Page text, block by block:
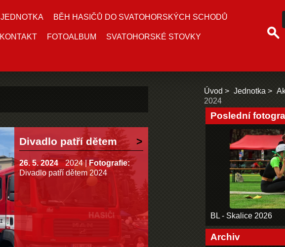
JEDNOTKA BĚH HASIČŮ DO SVATOHORSKÝCH SCHODŮ
KONTAKT FOTOALBUM SVATOHORSKÉ STOVKY
Divadlo patří dětem
26. 5. 2024 2024 |Fotografie:
Divadlo patří dětem 2024
Úvod Jednotka
2024
Poslední
BL - Skalice 2026
Archiv